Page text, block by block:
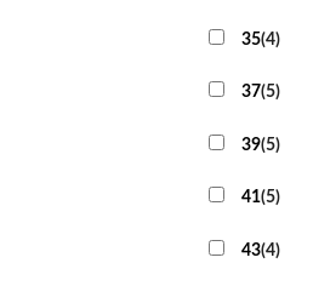
35(4)
37(5)
39(5)
41(5)
43(4)